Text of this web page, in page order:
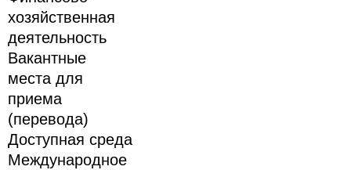
хозяйственная
деятельность
Вакантные
места для
приема
(перевода)
Доступная среда
Международное